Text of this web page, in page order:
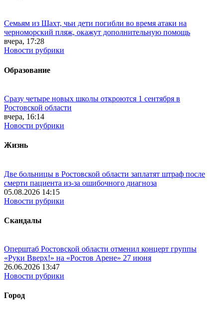
Семьям из Шахт, чьи дети погибли во время атаки на
черноморский пляж, окажут дополнительную помощь
вчера, 17:28
Новости рубрики
Образование
Сразу четыре новых школы откроются 1 сентября в
Ростовской области
вчера, 16:14
Новости рубрики
Жизнь
Две больницы в Ростовской области заплатят штраф после
смерти пациента из-за ошибочного диагноза
05.08.2026 14:15
Новости рубрики
Скандалы
Оперштаб Ростовской области отменил концерт группы
«Руки Вверх!» на «Ростов Арене» 27 июня
26.06.2026 13:47
Новости рубрики
Город